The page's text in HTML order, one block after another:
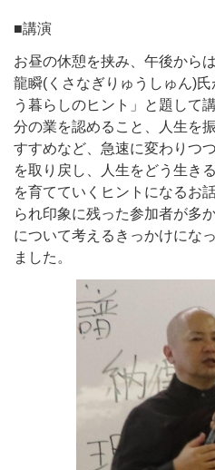
■講演
お昼の休憩を挟み、午後から
龍瞬(くさなぎりゅうしゅん)
う暮らしのヒント」と題して
分の業を認めること、人生を
すすめなど、急速に変わりつ
を取り戻し、人生をどう生き
を育てていくヒントになるお
られ印象に残った参加者が多
について考えるきっかけにな
ました。